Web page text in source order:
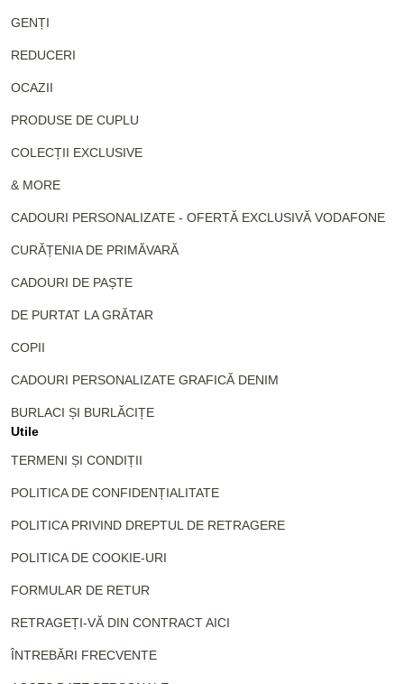
GENȚI
REDUCERI
OCAZII
PRODUSE DE CUPLU
COLECȚII EXCLUSIVE
& MORE
CADOURI PERSONALIZATE - OFERTĂ EXCLUSIVĂ VODAFONE
CURĂȚENIA DE PRIMĂVARĂ
CADOURI DE PAȘTE
DE PURTAT LA GRĂTAR
COPII
CADOURI PERSONALIZATE GRAFICĂ DENIM
BURLACI ȘI BURLĂCIȚE
Utile
TERMENI ȘI CONDIȚII
POLITICA DE CONFIDENȚIALITATE
POLITICA PRIVIND DREPTUL DE RETRAGERE
POLITICA DE COOKIE-URI
FORMULAR DE RETUR
RETRAGEȚI-VĂ DIN CONTRACT AICI
ÎNTREBĂRI FRECVENTE